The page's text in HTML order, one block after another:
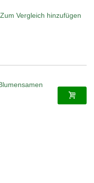
Zum Vergleich hinzufügen